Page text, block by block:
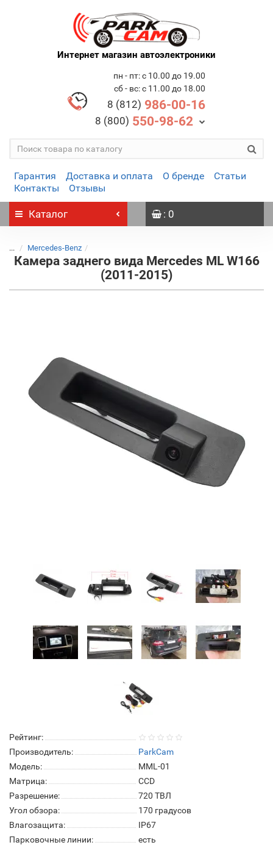
Интернет магазин автоэлектроники
пн - пт: с 10.00 до 19.00
сб - вс: с 11.00 до 18.00
8 (812) 986-00-16
8 (800) 550-98-62
Гарантия Доставка и оплата О бренде
Статьи
Контакты
Отзывы
Каталог : 0
... Mercedes-Benz
Камера заднего вида Mercedes ML W166
(2011-2015)
Рейтинг:
Производитель:
ParkCam
Модель:
MML-01
Матрица:
СCD
Разрешение:
720 ТВЛ
Угол обзора:
170 градусов
Влагозащита:
IP67
Парковочные линии:
есть